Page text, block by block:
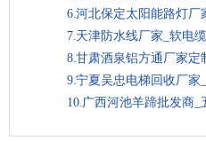
河北保定太阳能路灯厂
天津防水线厂家_软电
甘肃酒泉铝方通厂家定
宁夏吴忠电梯回收厂家
广西河池羊蹄批发商